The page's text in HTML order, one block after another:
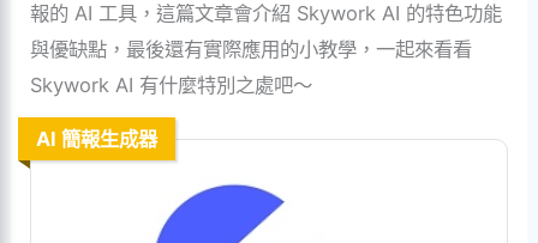
報的 AI 工具，這篇文章會介紹 Skywork AI 的特色功能
與優缺點，最後還有實際應用的小教學，一起來看看
Skywork AI 有什麼特別之處吧～
AI 簡報生成器